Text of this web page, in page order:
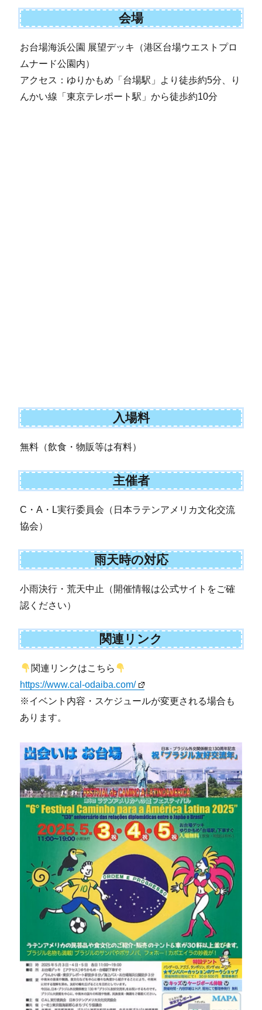
会場
お台場海浜公園 展望デッキ（港区台場ウエストプロ
ムナード公園内）
アクセス：ゆりかもめ「台場駅」より徒歩約5分、り
んかい線「東京テレポート駅」から徒歩約10分
入場料
無料（飲食・物販等は有料）
主催者
C・A・L実行委員会（日本ラテンアメリカ文化交流
協会）
雨天時の対応
小雨決行・荒天中止（開催情報は公式サイトをご確
認ください）
関連リンク
関連リンクはこちら
https://www.cal-odaiba.com/
※イベント内容・スケジュールが変更される場合も
あります。